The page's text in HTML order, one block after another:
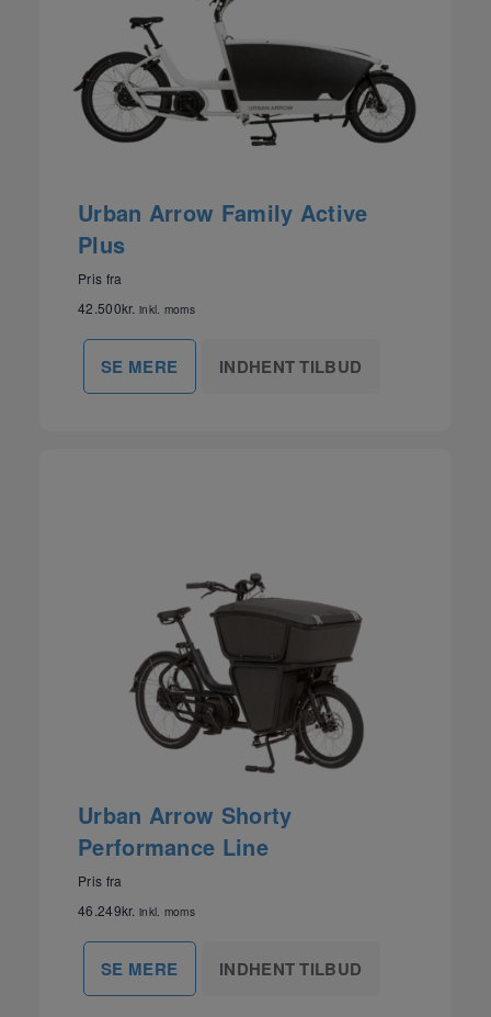
Urban Arrow Family Active
Plus
Pris fra
42.500kr. inkl. moms
SE MERE INDHENT TILBUD
Urban Arrow Shorty
Performance Line
Pris fra
46.249kr. inkl. moms
SE MERE INDHENT TILBUD